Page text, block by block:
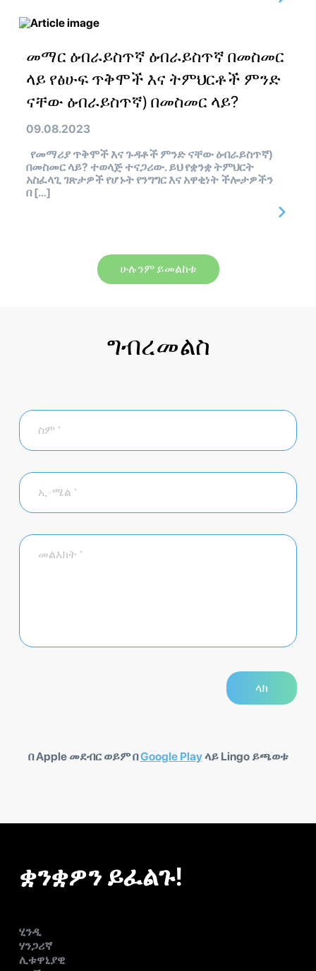
መማር ዕብራይስጥኛ ዕብራይስጥኛ በመስመር
ላይ የፅሁፍ ጥቅሞች እና ትምህርቶች ምንድ
ናቸው ዕብራይስጥኛ) በመስመር ላይ?
09.08.2023
የመማሪያ ጥቅሞች እና ጉዳቶች ምንድ ናቸው ዕብራይስጥኛ)
በመስመር ላይ? ተወላጅ ተናጋሪው. ይህ የቋንቋ ትምህርት
አስፈላጊ ገጽታዎች የሆኑት የንግግር እና አዋቂነት ችሎታዎችን
በ […]
ሁሉንም ይመልከቱ
ግብረመልስ
በ Apple መደብር ወይም በGoogle Playላይ Lingo ይጫወቱ
ቋንቋዎን ይፈልጉ!
ሂንዲ
ሃንጋሪኛ
ሊቱዋኒያዊ